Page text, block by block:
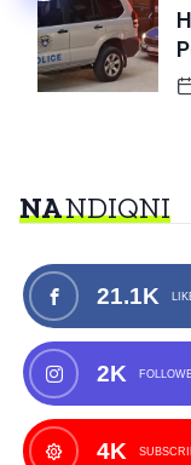
NANDIQNI
21.1K
2K
4K